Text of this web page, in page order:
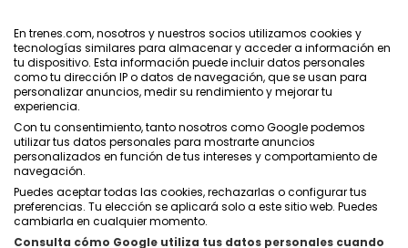
Política de Privacidad
Condiciones Generales
Política de Seguridad
Contacto
En trenes.com, nosotros y nuestros socios utilizamos cookies y
tecnologías similares para almacenar y acceder a información en
tu dispositivo. Esta información puede incluir datos personales
como tu dirección IP o datos de navegación, que se usan para
personalizar anuncios, medir su rendimiento y mejorar tu
experiencia.
Con tu consentimiento, tanto nosotros como Google podemos
utilizar tus datos personales para mostrarte anuncios
personalizados en función de tus intereses y comportamiento de
navegación.
Puedes aceptar todas las cookies, rechazarlas o configurar tus
preferencias. Tu elección se aplicará solo a este sitio web. Puedes
cambiarla en cualquier momento.
Consulta cómo Google utiliza tus datos personales cuando